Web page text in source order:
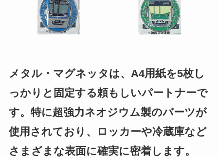
メタル・マグネッタは、A4用紙を5枚し
っかりと固定する頼もしいパートナーで
す。特に超強力ネオジウム製のバーツが
使用されており、ロッカーや冷蔵庫など
さまざまな表面に確実に密着します。